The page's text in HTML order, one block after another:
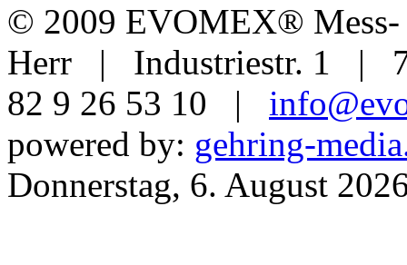
© 2009 EVOMEX®
Herr | Industriestr. 1 |
82 9 26 53 10 |
powered by: gehring-
Donnerstag, 6. August